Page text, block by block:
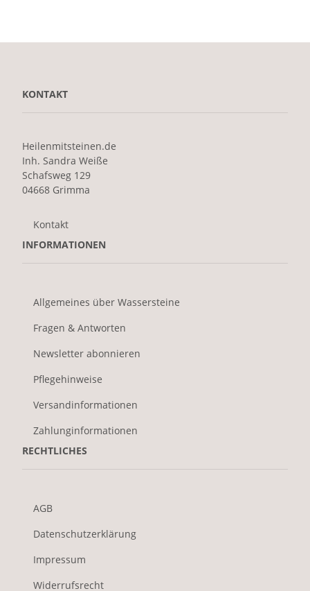
KONTAKT
Heilenmitsteinen.de
Inh. Sandra Weiße
Schafsweg 129
04668 Grimma
Kontakt
INFORMATIONEN
Allgemeines über Wassersteine
Fragen & Antworten
Newsletter abonnieren
Pflegehinweise
Versandinformationen
Zahlunginformationen
RECHTLICHES
AGB
Datenschutzerklärung
Impressum
Widerrufsrecht